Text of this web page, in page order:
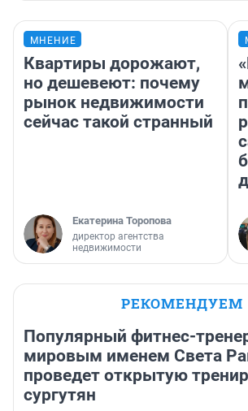
МНЕНИЕ
Квартиры дорожают,
но дешевеют: почему
рынок недвижимости
сейчас такой странный
Екатерина Торопова
директор агентства
недвижимости
РЕКОМЕНДУЕМ
Популярный фитнес-
мировым именем Света
проведет открытую
сургутян